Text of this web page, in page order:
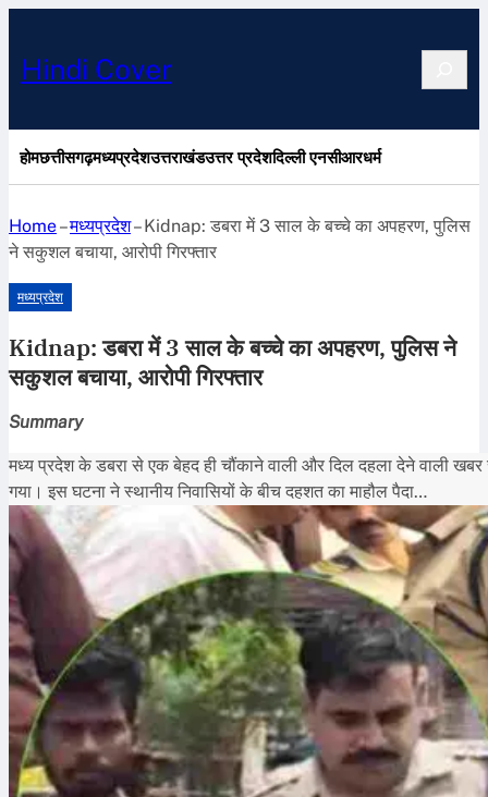
Hindi Cover
होमछत्तीसगढ़मध्यप्रदेशउत्तराखंडउत्तर प्रदेशदिल्ली एनसीआरधर्म
Home–मध्यप्रदेश–Kidnap: डबरा में 3 साल के बच्चे का अपहरण, पुलिस
ने सकुशल बचाया, आरोपी गिरफ्तार
मध्यप्रदेश
Kidnap: डबरा में 3 साल के बच्चे का अपहरण, पुलिस ने
सकुशल बचाया, आरोपी गिरफ्तार
Summary
मध्य प्रदेश के डबरा से एक बेहद ही चौंकाने वाली और दिल दहला देने वाली
गया। इस घटना ने स्थानीय निवासियों के बीच दहशत का माहौल पैदा…